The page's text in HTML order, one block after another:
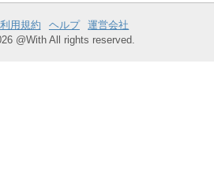
利用規約 ヘルプ
運営会社
@With All rights reserved.